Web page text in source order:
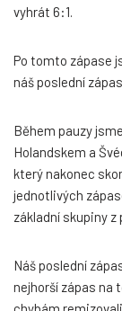
vyhrát 6:1.
Po tomto zápase
náš poslední
Během pauzy
Holandskem a
který nakonec
jednotlivých
základní skupiny z
Náš poslední
nejhorší zápas na